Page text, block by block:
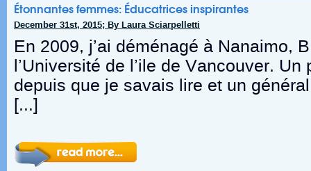
Étonnantes femmes: Éducatrices inspirantes
December 31st, 2015; By Laura Sciarpelletti
En 2009, j’ai déménagé à Nanaimo,
l’Université de l’ile de Vancouver.
depuis que je savais lire et un
[…]